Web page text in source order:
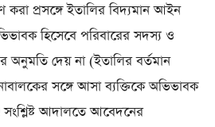
করা প্রসঙ্গে ইতালির বিদ্যমান আইন
হিসেবে পরিবারের সদস্য ও
অনুমতি দেয় না (ইতালির বর্তমান
সঙ্গে আসা ব্যক্তিকে অভিভাবক
সংশ্লিষ্ট আদালতে আবেদনের